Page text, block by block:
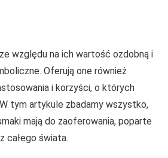
względu na ich wartość ozdobną i
Oferują one również
i korzyści, o których
tym artykule zbadamy wszystko,
mają do zaoferowania, poparte
całego świata.